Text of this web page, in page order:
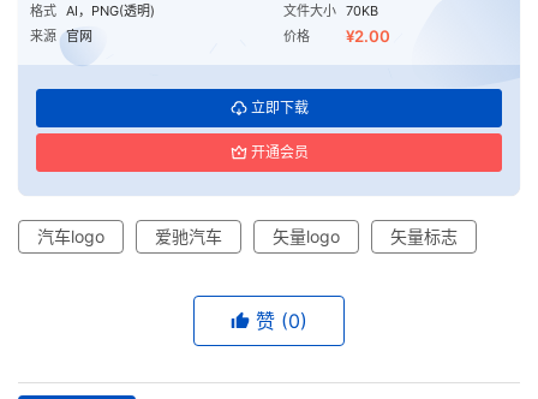
格式 AI，PNG(透明) 文件大小
70KB
来源 官网 价格 ¥2.00
立即下载
开通会员
汽车logo 爱驰汽车 矢量logo 矢量标志
赞 (0)